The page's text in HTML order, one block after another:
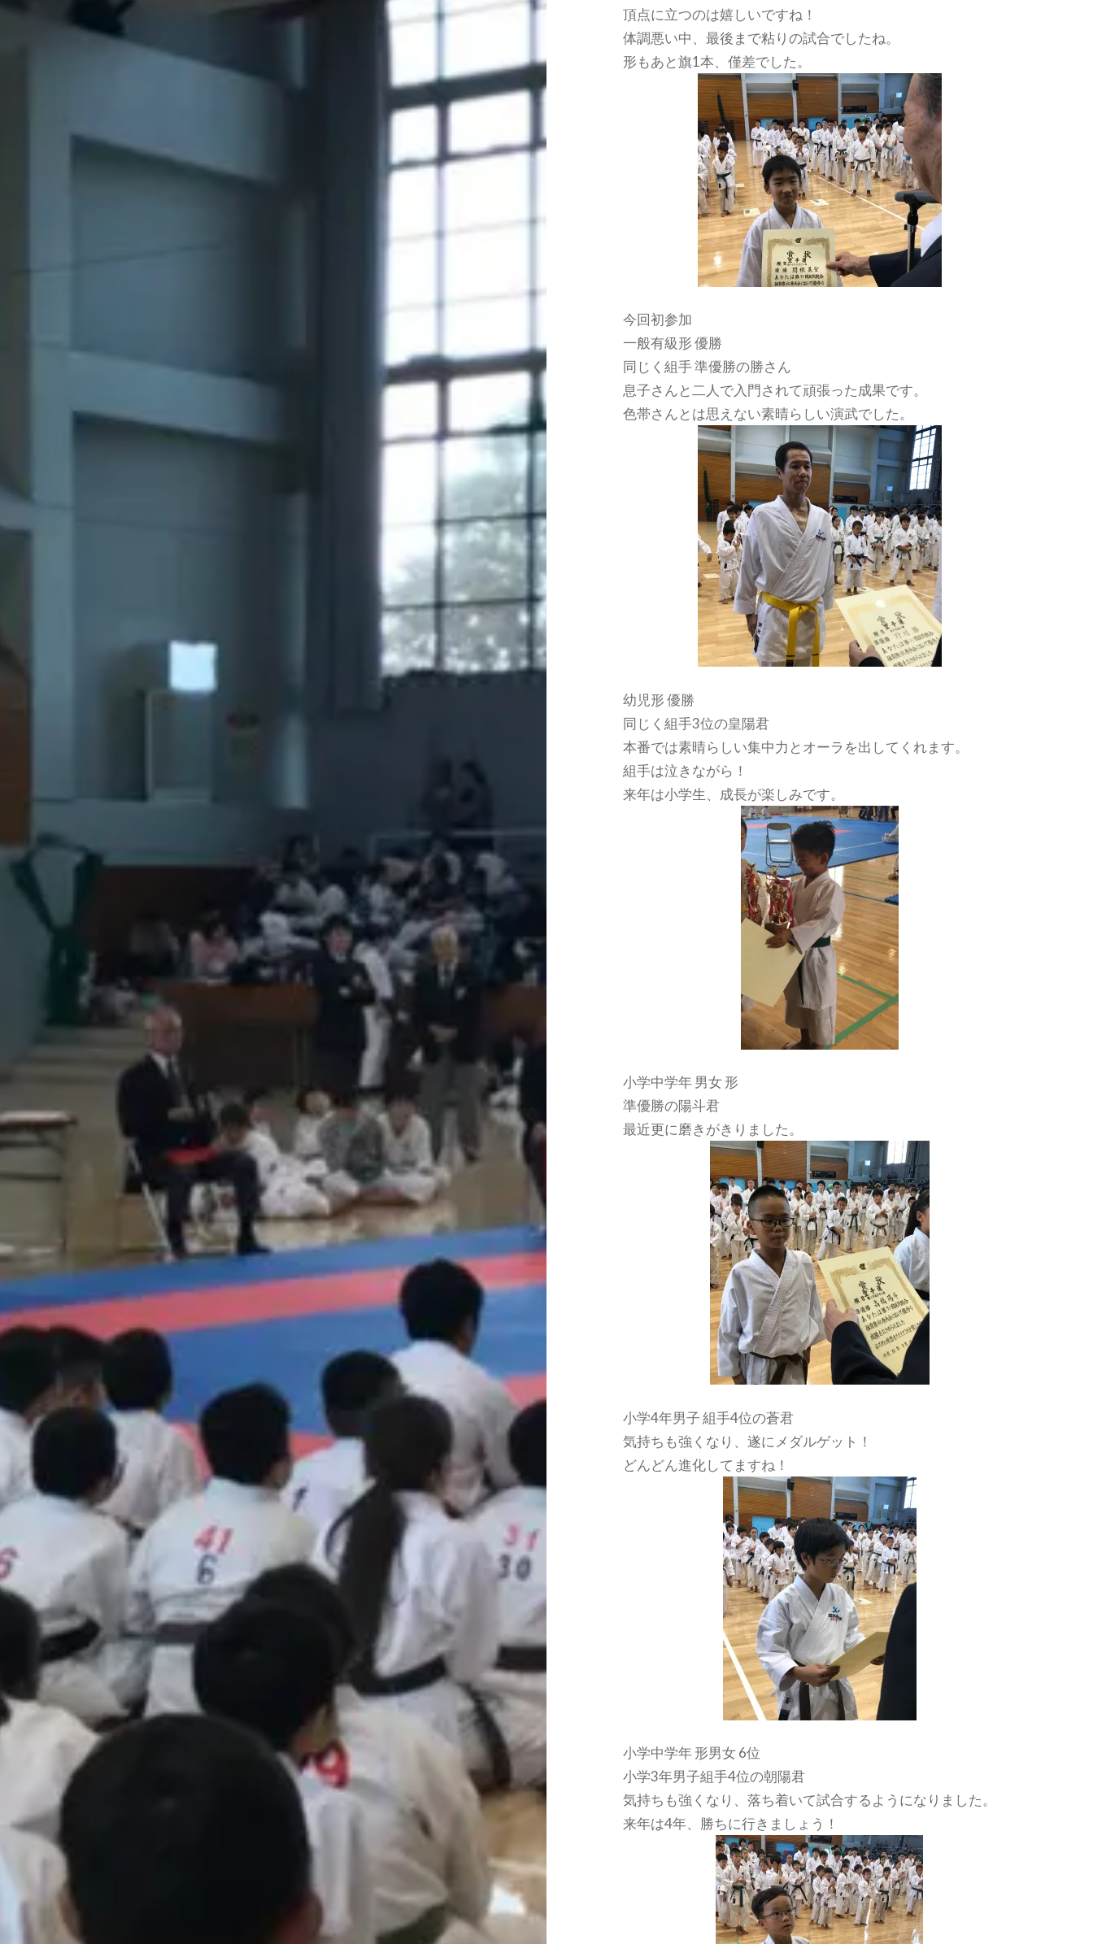
頂点に立つのは嬉しいですね！
体調悪い中、最後まで粘りの試合でしたね。
形もあと旗1本、僅差でした。
今回初参加
一般有級形 優勝
同じく組手 準優勝の勝さん
息子さんと二人で入門されて頑張った成果です。
色帯さんとは思えない素晴らしい演武でした。
幼児形 優勝
同じく組手3位の皇陽君
本番では素晴らしい集中力とオーラを出してくれます。
組手は泣きながら！
来年は小学生、成長が楽しみです。
小学中学年 男女 形
準優勝の陽斗君
最近更に磨きがきりました。
小学4年男子 組手4位の蒼君
気持ちも強くなり、遂にメダルゲット！
どんどん進化してますね！
小学中学年 形男女 6位
小学3年男子組手4位の朝陽君
気持ちも強くなり、落ち着いて試合するようになりました。
来年は4年、勝ちに行きましょう！